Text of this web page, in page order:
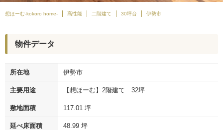
想ほーむ-kokoro home- 高性能 二階建て 30坪台 伊勢市
物件データ
所在地 伊勢市
主要用途 【想ほーむ】2階建て 32坪
敷地面積 117.01 坪
延べ床面積 48.99 坪